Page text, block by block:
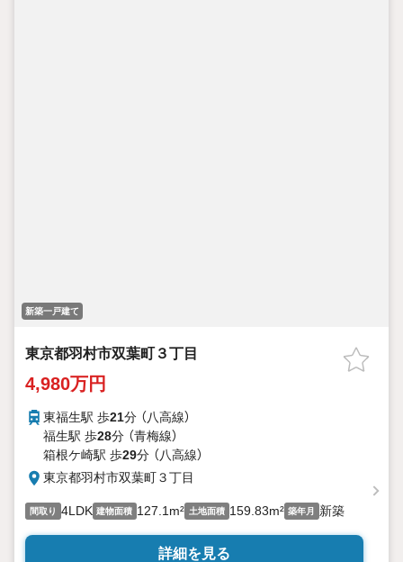
新築一戸建て
東京都羽村市双葉町３丁目
4,980万円
東福生駅 歩21分 （八高線）
福生駅 歩28分 （青梅線）
箱根ケ崎駅 歩29分 （八高線）
東京都羽村市双葉町３丁目
間取り 4LDK 建物面積 127.1m² 土地面積 159.83m² 築年月 新築
詳細を見る